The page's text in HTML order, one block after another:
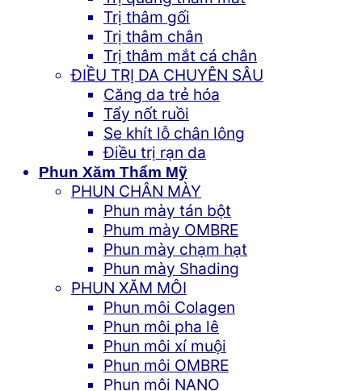
Trị thâm gối
Trị thâm chân
Trị thâm mắt cá chân
ĐIỀU TRỊ DA CHUYÊN SÂU
Căng da trẻ hóa
Tẩy nốt ruồi
Se khít lỗ chân lông
Điều trị rạn da
Phun Xăm Thẩm Mỹ
PHUN CHÂN MÀY
Phun mày tán bột
Phum mày OMBRE
Phun mày chạm hạt
Phun mày Shading
PHUN XĂM MÔI
Phun môi Colagen
Phun môi pha lê
Phun môi xí muội
Phun môi OMBRE
Phun môi NANO